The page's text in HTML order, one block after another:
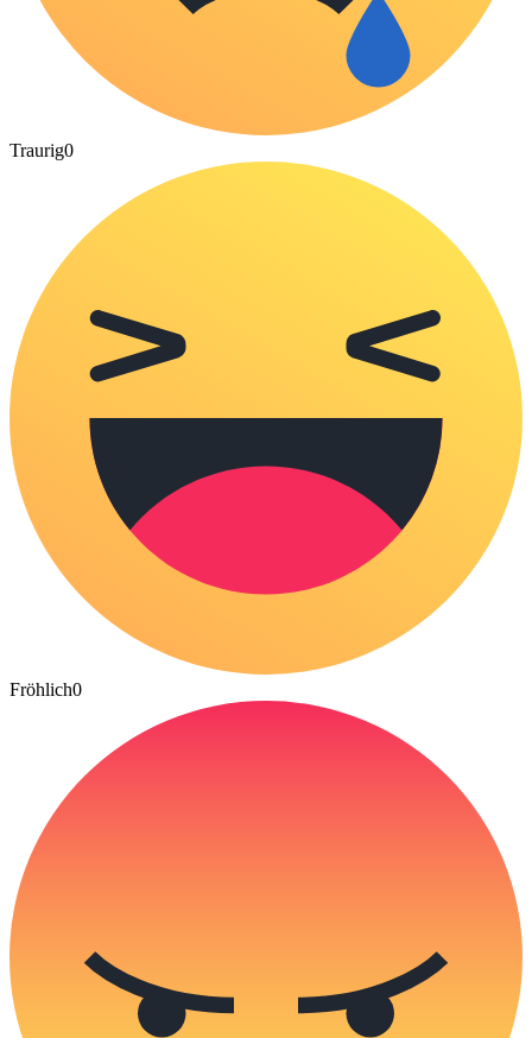
Traurig0
Fröhlich0